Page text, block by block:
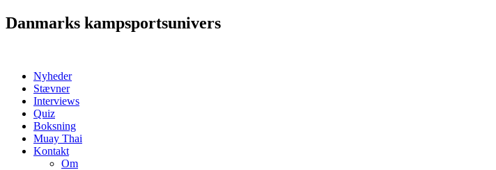
Videre
til
Danmarks kampsportsunivers
Nyheder
Stævner
Interviews
Quiz
Boksning
Muay Thai
Kontakt
Om